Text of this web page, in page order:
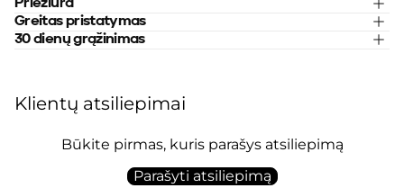
Priežiūra
Greitas pristatymas
30 dienų grąžinimas
Klientų atsiliepimai
Būkite pirmas, kuris parašys atsiliepimą
Parašyti atsiliepimą